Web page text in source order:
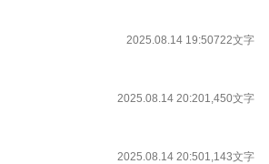
2025.08.14 19:50722文字
2025.08.14 20:201,450文字
2025.08.14 20:501,143文字